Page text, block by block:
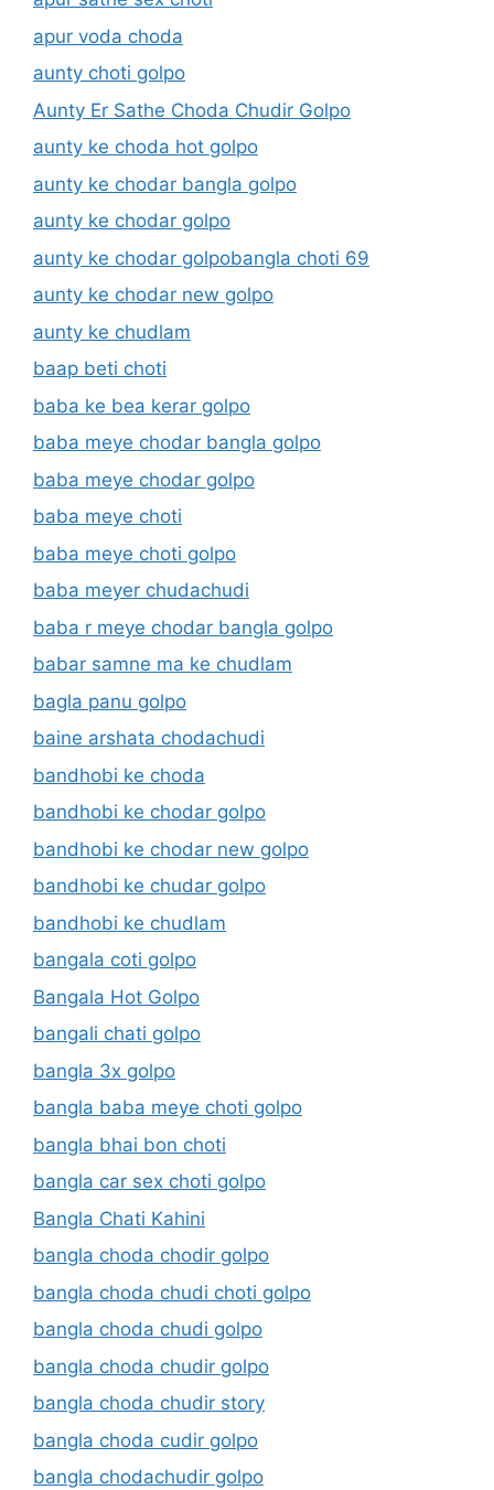
apur voda choda
aunty choti golpo
Aunty Er Sathe Choda Chudir Golpo
aunty ke choda hot golpo
aunty ke chodar bangla golpo
aunty ke chodar golpo
aunty ke chodar golpobangla choti 69
aunty ke chodar new golpo
aunty ke chudlam
baap beti choti
baba ke bea kerar golpo
baba meye chodar bangla golpo
baba meye chodar golpo
baba meye choti
baba meye choti golpo
baba meyer chudachudi
baba r meye chodar bangla golpo
babar samne ma ke chudlam
bagla panu golpo
baine arshata chodachudi
bandhobi ke choda
bandhobi ke chodar golpo
bandhobi ke chodar new golpo
bandhobi ke chudar golpo
bandhobi ke chudlam
bangala coti golpo
Bangala Hot Golpo
bangali chati golpo
bangla 3x golpo
bangla baba meye choti golpo
bangla bhai bon choti
bangla car sex choti golpo
Bangla Chati Kahini
bangla choda chodir golpo
bangla choda chudi choti golpo
bangla choda chudi golpo
bangla choda chudir golpo
bangla choda chudir story
bangla choda cudir golpo
bangla chodachudir golpo